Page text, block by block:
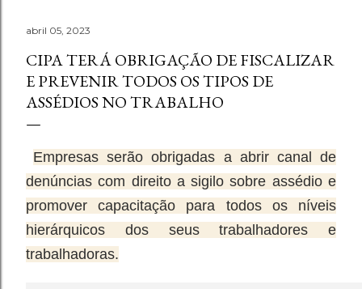
abril 05, 2023
CIPA TERÁ OBRIGAÇÃO DE FISCALIZAR
E PREVENIR TODOS OS TIPOS DE
ASSÉDIOS NO TRABALHO
Empresas serão obrigadas a abrir canal de
denúncias com direito a sigilo sobre assédio e
promover capacitação para todos os níveis
hierárquicos dos seus trabalhadores e
trabalhadoras.